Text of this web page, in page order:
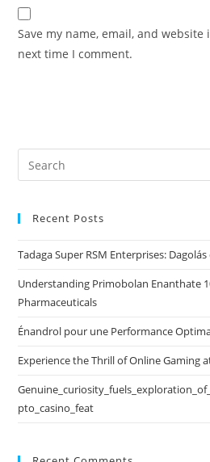
Save my name, email, and
next time I comment.
Recent Posts
Tadaga Super RSM Enterprises:
Understanding Primobolan Enanthate
Pharmaceuticals
Énandrol pour une Performance
Experience the Thrill of Online Gaming
pto_casino_feat